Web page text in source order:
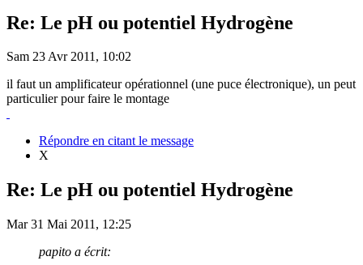
Re: Le pH ou potentiel Hydrogène
Sam 23 Avr 2011, 10:02
il faut un amplificateur opérationnel (une puce électronique), un peut
particulier pour faire le montage
Répondre en citant le message
X
Re: Le pH ou potentiel Hydrogène
Mar 31 Mai 2011, 12:25
papito a écrit: